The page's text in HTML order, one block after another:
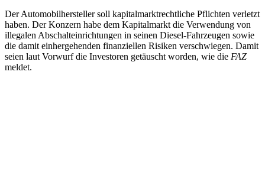
Der Automobilhersteller soll kapitalmarktrechtliche Pflichten verletzt
haben. Der Konzern habe dem Kapitalmarkt die Verwendung von
illegalen Abschalteinrichtungen in seinen Diesel-Fahrzeugen sowie
die damit einhergehenden finanziellen Risiken verschwiegen. Damit
seien laut Vorwurf die Investoren getäuscht worden, wie die FAZ
meldet.